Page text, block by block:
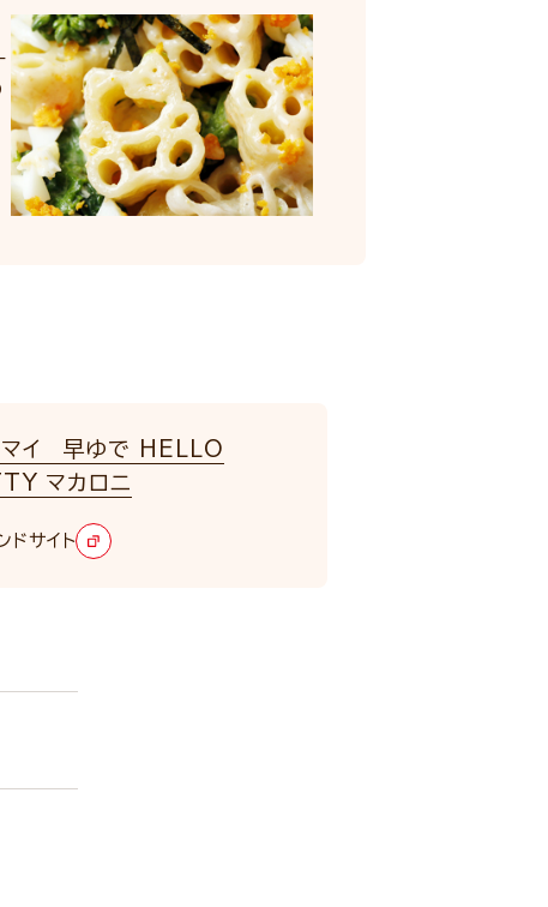
マイ 早ゆで HELLO
マカロニ
ドサイト